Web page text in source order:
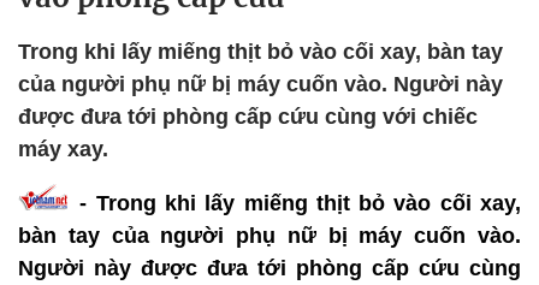
Trong khi lấy miếng thịt bỏ vào cối xay, bàn tay
của người phụ nữ bị máy cuốn vào. Người này
được đưa tới phòng cấp cứu cùng với chiếc
máy xay.
- Trong khi lấy miếng thịt bỏ vào cối xay,
bàn tay của người phụ nữ bị máy cuốn vào.
Người này được đưa tới phòng cấp cứu cùng